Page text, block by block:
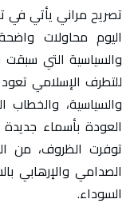
تصريح مراني يأتي في
اليوم محاولات
والسياسية التي سبقت
للتطرف الإسلامي تعود
والسياسية،
العودة بأسماء جديدة
توفرت الظروف، من
الصدامي والإرهابي
السوداء.